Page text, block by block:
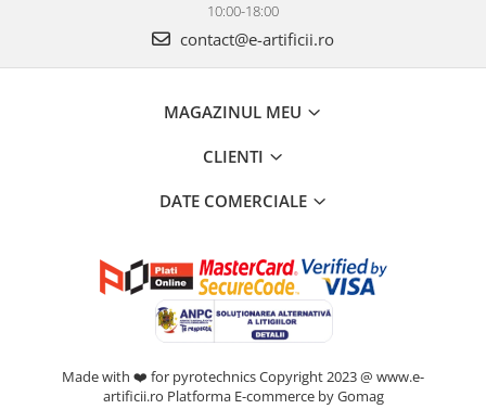
10:00-18:00
contact@e-artificii.ro
MAGAZINUL MEU
CLIENTI
DATE COMERCIALE
Made with ❤️ for pyrotechnics Copyright 2023 @ www.e-
artificii.ro Platforma E-commerce by Gomag